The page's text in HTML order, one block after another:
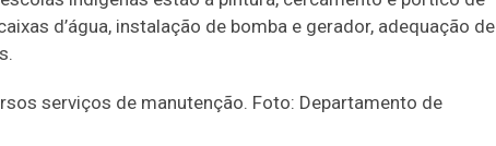
d’água, instalação de bomba e gerador, adequação de